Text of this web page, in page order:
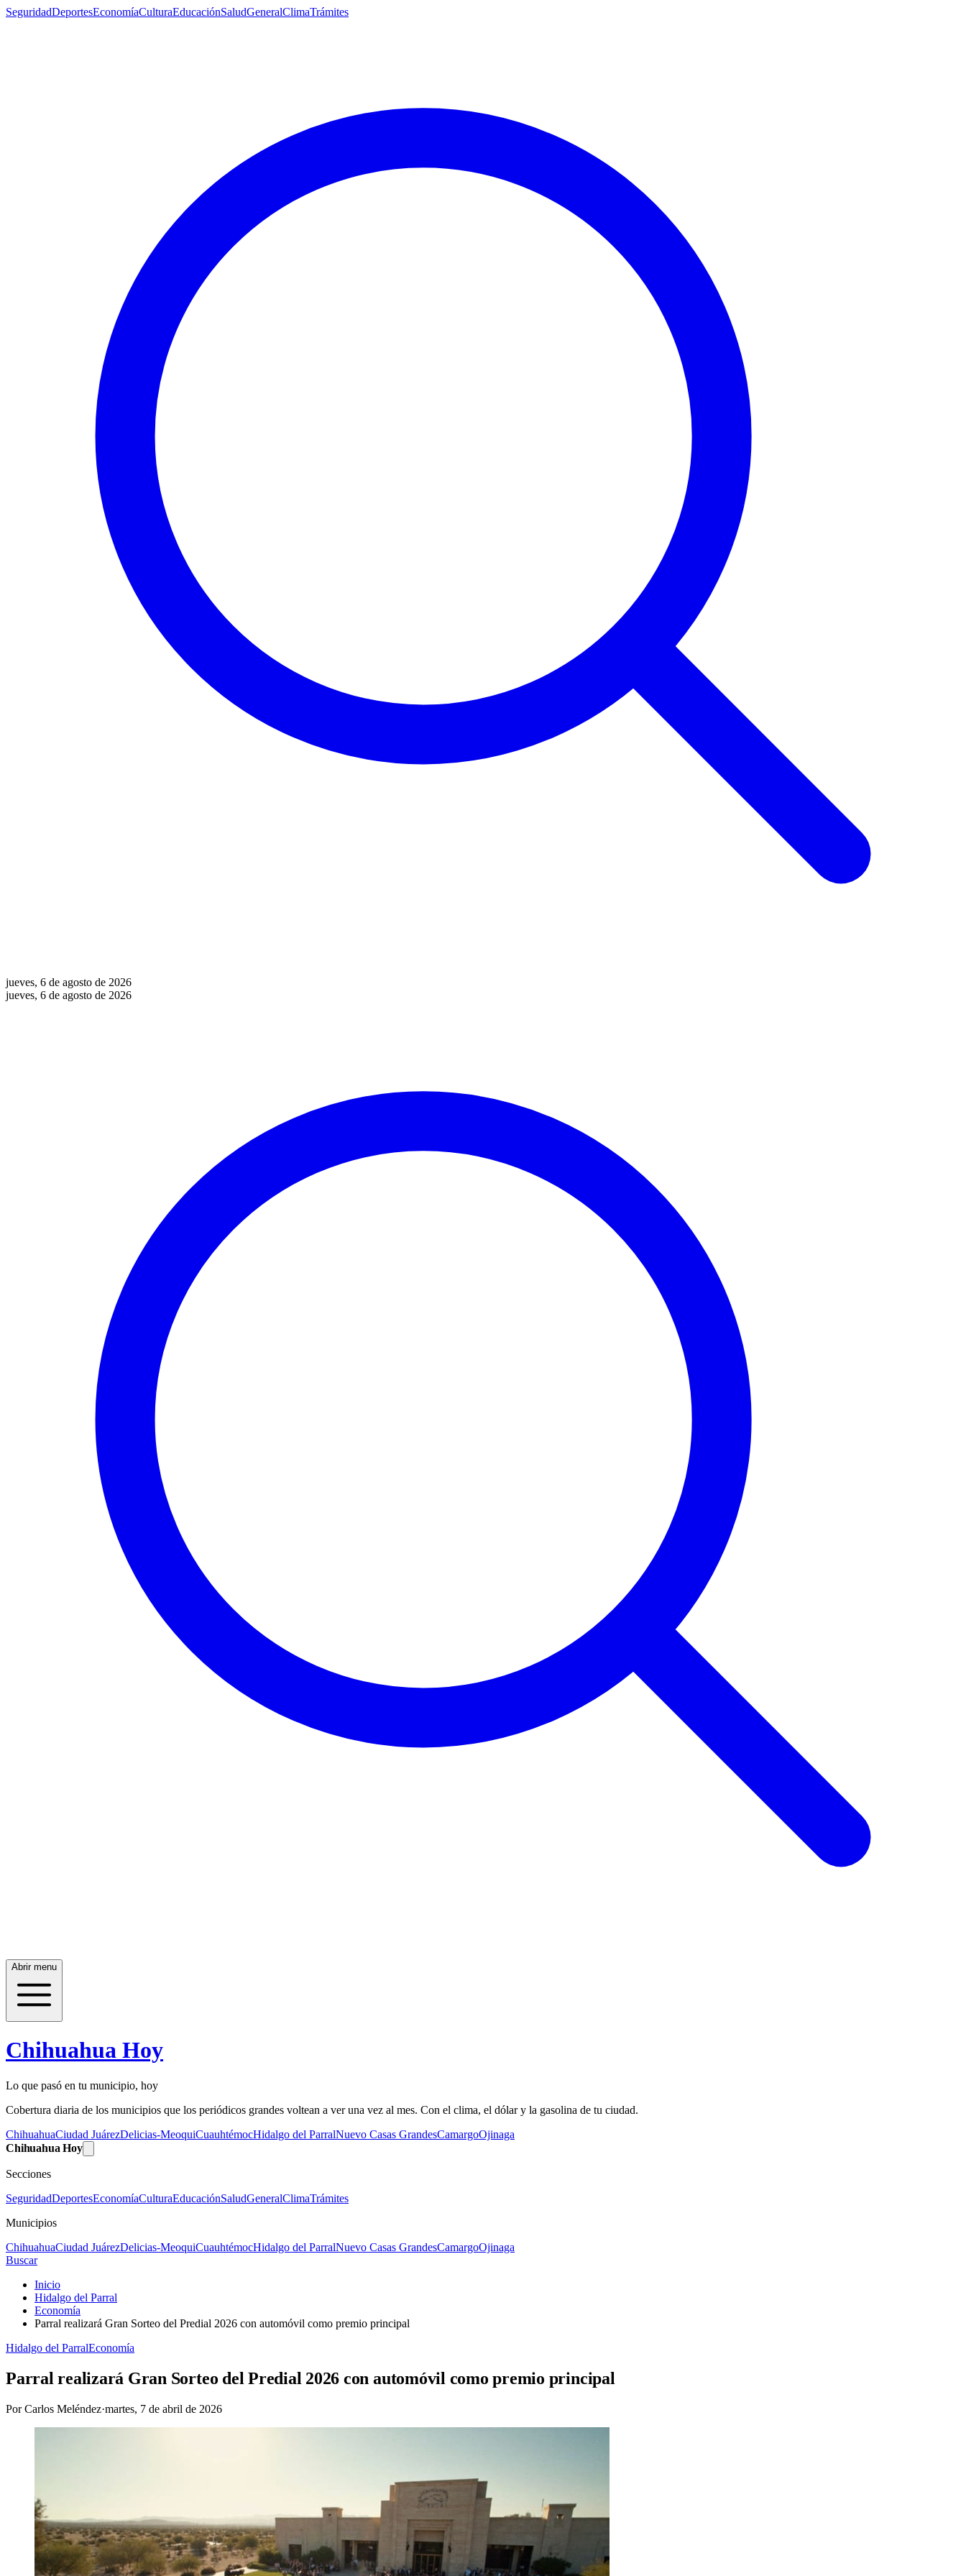
SeguridadDeportesEconomíaCulturaEducaciónSaludGeneralClimaTrámites
jueves, 6 de agosto de 2026
jueves, 6 de agosto de 2026
Abrir menu
Chihuahua Hoy
Lo que pasó en tu municipio, hoy
Cobertura diaria de los municipios que los periódicos grandes voltean a ver una vez al mes. Con el clima, el dólar y la gasolina de tu ciudad.
ChihuahuaCiudad JuárezDelicias-MeoquiCuauhtémocHidalgo del ParralNuevo Casas GrandesCamargoOjinaga
Chihuahua Hoy
Secciones
SeguridadDeportesEconomíaCulturaEducaciónSaludGeneralClimaTrámites
Municipios
ChihuahuaCiudad JuárezDelicias-MeoquiCuauhtémocHidalgo del ParralNuevo Casas GrandesCamargoOjinaga
Buscar
Inicio
Hidalgo del Parral
Economía
Parral realizará Gran Sorteo del Predial 2026 con automóvil como premio principal
Hidalgo del ParralEconomía
Parral realizará Gran Sorteo del Predial 2026 con automóvil como premio principal
PorCarlos Meléndez·martes, 7 de abril de 2026